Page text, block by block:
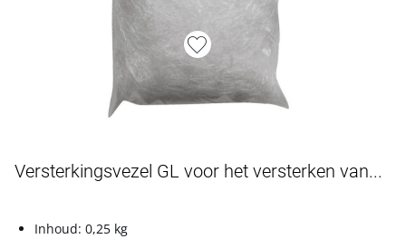
Artikelnummer L4900280
Versterkingsvezel GL voor het versterken van...
Inhoud: 0,25 kg